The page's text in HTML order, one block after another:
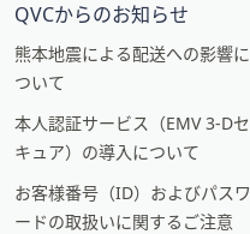
QVCからのお知らせ
熊本地震による配送への影響に
ついて
本人認証サービス（EMV 3-Dセ
キュア）の導入について
お客様番号（ID）およびパスワ
ードの取扱いに関するご注意